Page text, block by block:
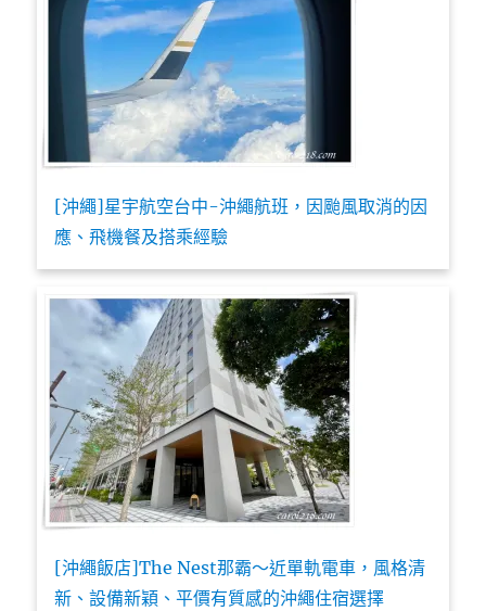
[沖繩]星宇航空台中-沖繩航班，因颱風取消的因
應、飛機餐及搭乘經驗
[沖繩飯店]The Nest那霸～近單軌電車，風格清
新、設備新穎、平價有質感的沖繩住宿選擇